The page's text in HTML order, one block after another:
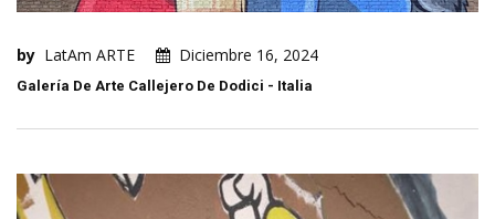
by LatAm ARTE Diciembre 16, 2024
Galería De Arte Callejero De Dodici - Italia